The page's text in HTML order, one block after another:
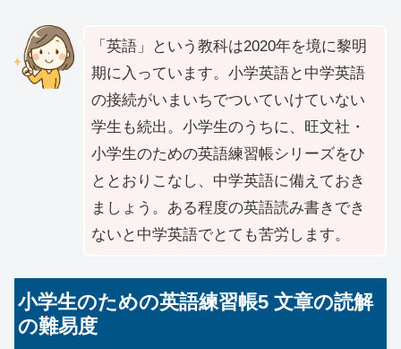
「英語」という教科は2020年を境に黎明
期に入っています。小学英語と中学英語
の接続がいまいちでついていけていない
学生も続出。小学生のうちに、旺文社・
小学生のための英語練習帳シリーズをひ
ととおりこなし、中学英語に備えておき
ましょう。ある程度の英語読み書きでき
ないと中学英語でとても苦労します。
小学生のための英語練習帳5 文章の読解
の難易度